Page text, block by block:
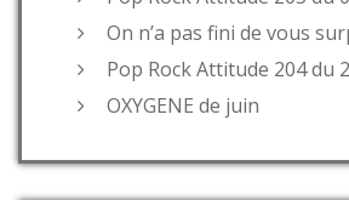
On n’a pas fini de vous
Pop Rock Attitude 204 du
OXYGENE de juin